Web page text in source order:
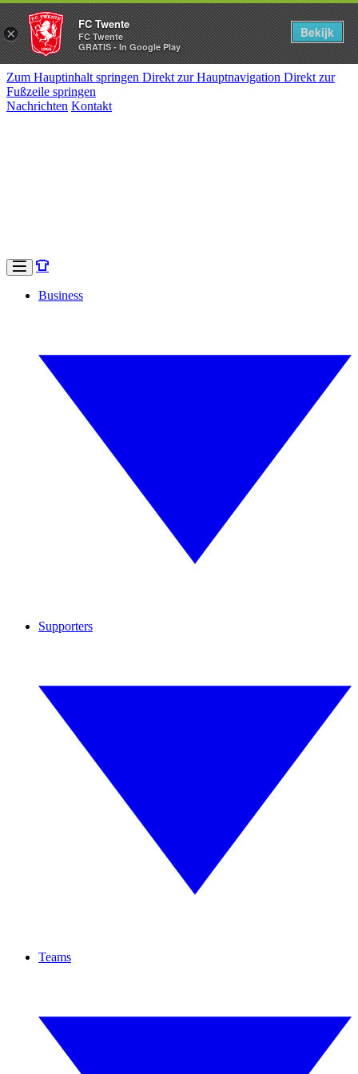
Zum Hauptinhalt springen Direkt zur Hauptnavigation Direkt zur
Fußzeile springen
Nachrichten Kontakt
Business
Supporters
Teams
×
FC Twente
FC Twente
GRATIS - In Google Play
Bekijk